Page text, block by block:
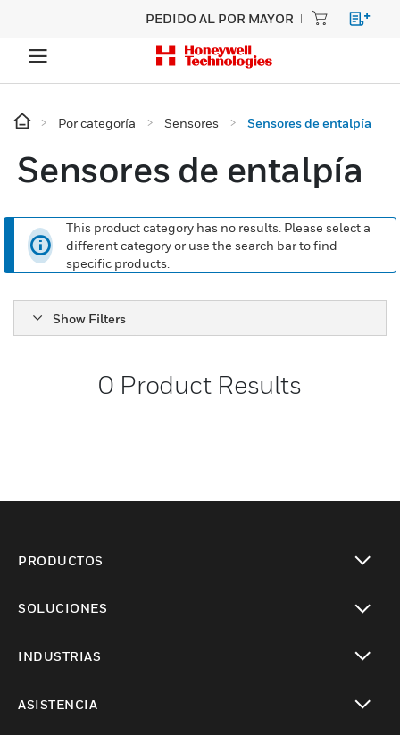
PEDIDO AL POR MAYOR
Por categoría Sensores Sensores de entalpía
Sensores de entalpía
This product category has no results. Please select a
different category or use the search bar to find
specific products.
Show Filters
0 Product Results
PRODUCTOS
SOLUCIONES
INDUSTRIAS
ASISTENCIA